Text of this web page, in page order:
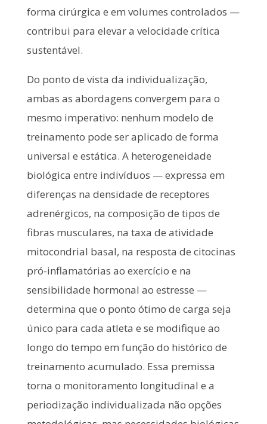
forma cirúrgica e em volumes controlados —
contribui para elevar a velocidade crítica
sustentável.
Do ponto de vista da individualização,
ambas as abordagens convergem para o
mesmo imperativo: nenhum modelo de
treinamento pode ser aplicado de forma
universal e estática. A heterogeneidade
biológica entre indivíduos — expressa em
diferenças na densidade de receptores
adrenérgicos, na composição de tipos de
fibras musculares, na taxa de atividade
mitocondrial basal, na resposta de citocinas
pró-inflamatórias ao exercício e na
sensibilidade hormonal ao estresse —
determina que o ponto ótimo de carga seja
único para cada atleta e se modifique ao
longo do tempo em função do histórico de
treinamento acumulado. Essa premissa
torna o monitoramento longitudinal e a
periodização individualizada não opções